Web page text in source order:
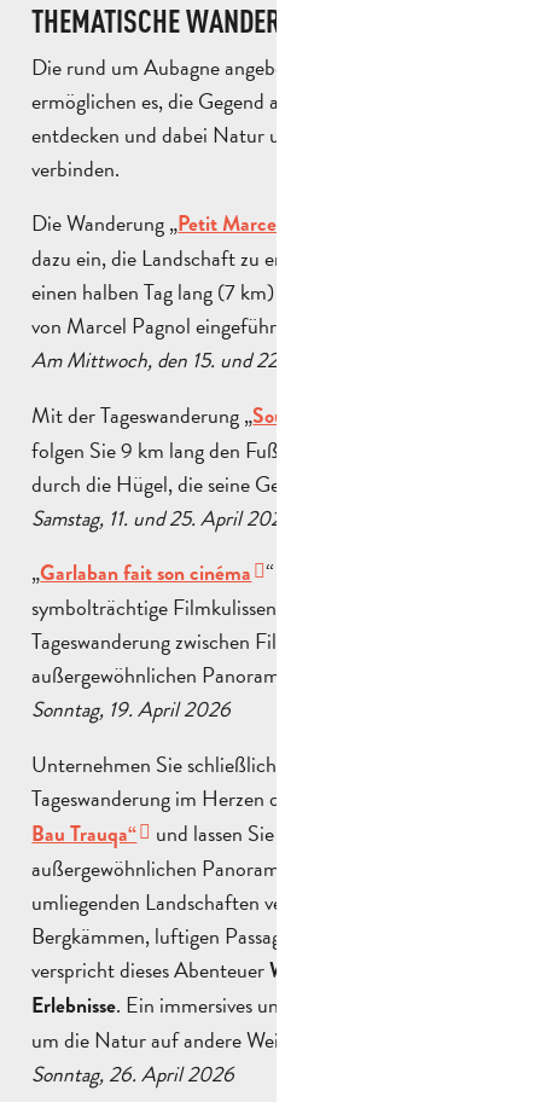
THEMATISCHE WANDERUNGEN
Die rund um Aubagne angebotenen Wanderungen
ermöglichen es, die Gegend auf andere Weise zu
entdecken und dabei Natur und Kultur miteinander zu
verbinden.
Die Wanderung „Petit Marcel cinéaste en herbe
dazu ein, die Landschaft zu erkunden und gleichzeitig
einen halben Tag lang (7 km) in die Welt des Kinos und
von Marcel Pagnol eingeführt zu werden.
Am Mittwoch, den 15. und 22. April 2026
Mit der Tageswanderung „Souvenirs de l’enfance
folgen Sie 9 km lang den Fußstapfen des Schriftstellers
durch die Hügel, die seine Geschichte geprägt haben.
Samstag, 11. und 25. April 2026
„Garlaban fait son cinéma “ taucht Sie in
symbolträchtige Filmkulissen ein, für eine
Tageswanderung zwischen Filmerbe und
außergewöhnlichen Panoramen auf 12 km.
Sonntag, 19. April 2026
Unternehmen Sie schließlich eine sportliche
Tageswanderung im Herzen des
Bau Trauqa“
und lassen Sie sich von
außergewöhnlichen Panoramen auf Marseille und die
umliegenden Landschaften verzaubern. Zwischen
Bergkämmen, luftigen Passagen und wilden Pfaden
verspricht dieses AbenteuerWanderfreunden tolle
Erlebnisse. Ein immersives und erfrischendes Erlebnis,
um die Natur auf andere Weise zu entdecken.
Sonntag, 26. April 2026